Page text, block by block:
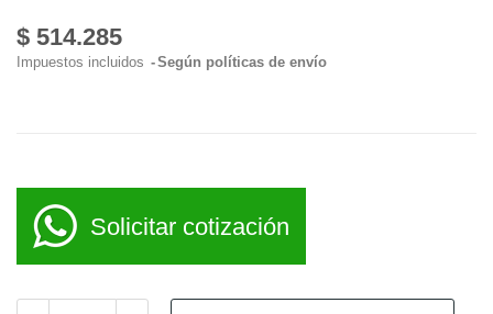
$ 514.285
Impuestos incluidos Según políticas de envío
Solicitar cotización